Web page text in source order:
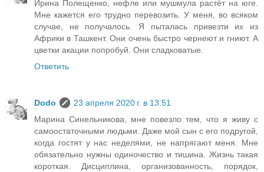
Ирина Полещенко, нефле или мушмула растёт на юге.
Мне кажется его трудно перевозить. У меня, во всяком
случае, не получалось. Я пыталась привезти их из
Африки в Ташкент. Они очень быстро чернеют и гниют. А
цветки акации попробуй. Они сладковатые.
Ответить
Dodo
23 апреля 2020 г. в 13:51
Марина Синельникова, мне повезло тем, что я живу с
самоостаточными людьми. Даже мой сын с его подругой,
когда гостят у нас неделями, не напрягают меня. Мне
обязательно нужны одиночество и тишина. Жизнь такая
короткая. Дисциплина, организованность, порядок,